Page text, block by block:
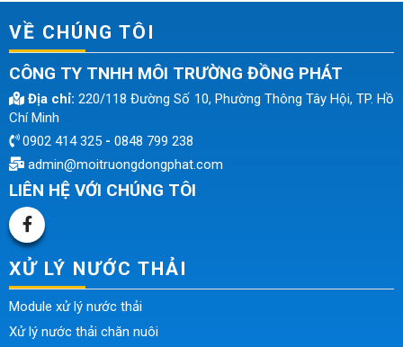
VỀ CHÚNG TÔI
CÔNG TY TNHH MÔI TRƯỜNG ĐỒNG PHÁT
Địa chỉ:220/118 Đường Số 10, Phường Thông Tây Hội, TP. Hồ
Chí Minh
0902 414 325 - 0848 799 238
admin@moitruongdongphat.com
LIÊN HỆ VỚI CHÚNG TÔI
XỬ LÝ NƯỚC THẢI
Module xử lý nước thải
Xử lý nước thải chăn nuôi